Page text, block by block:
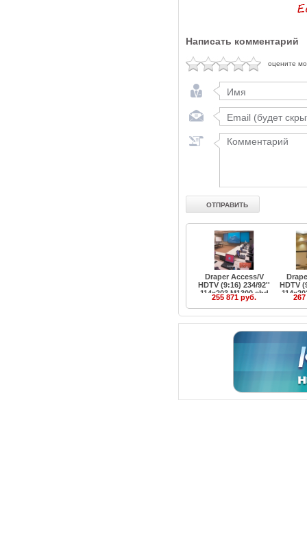
Написать комментарий
оцените
Draper Access/V
HDTV (9:16) 234/92''
114x203 M1300 ebd
12''
255 871 руб.
HDTV